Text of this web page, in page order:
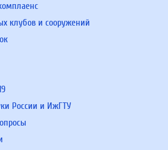
клубов и сооружений
России и ИжГТУ